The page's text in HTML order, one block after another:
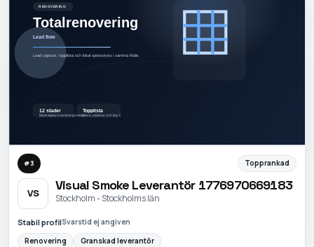
#3 Topprankad
VS
Visual Smoke Leverantör 1776970669183
Stockholm - Stockholms län
Stabil profilSvarstid ej angiven
Renovering
Granskad leverantör